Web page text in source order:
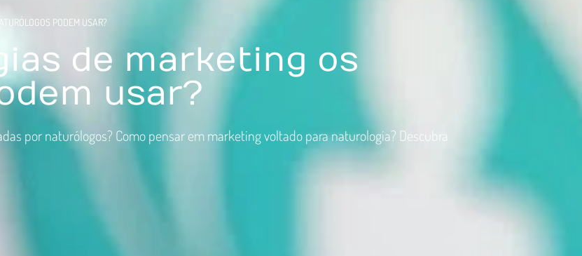
PODEM USAR?
de marketing os
usar?
por naturólogos? Como pensar em marketing voltado para naturologia? Descubra